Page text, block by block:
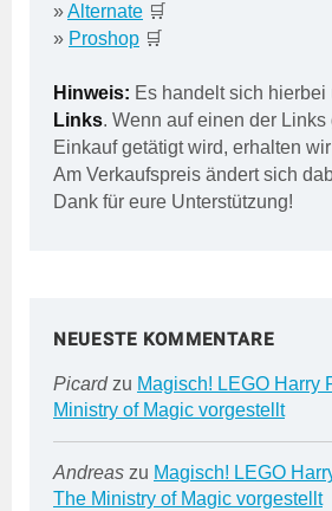
»Alternate 🛒
» Proshop 🛒
Hinweis: Es handelt sich hierbei
Links. Wenn auf einen der
Einkauf getätigt wird, erhalten
Am Verkaufspreis ändert sich
Dank für eure Unterstützung!
NEUESTE KOMMENTARE
Picardzu Magisch! LEGO Harry
Ministry of Magic vorgestellt
Andreas zu Magisch! LEGO
The Ministry of Magic vorgestellt